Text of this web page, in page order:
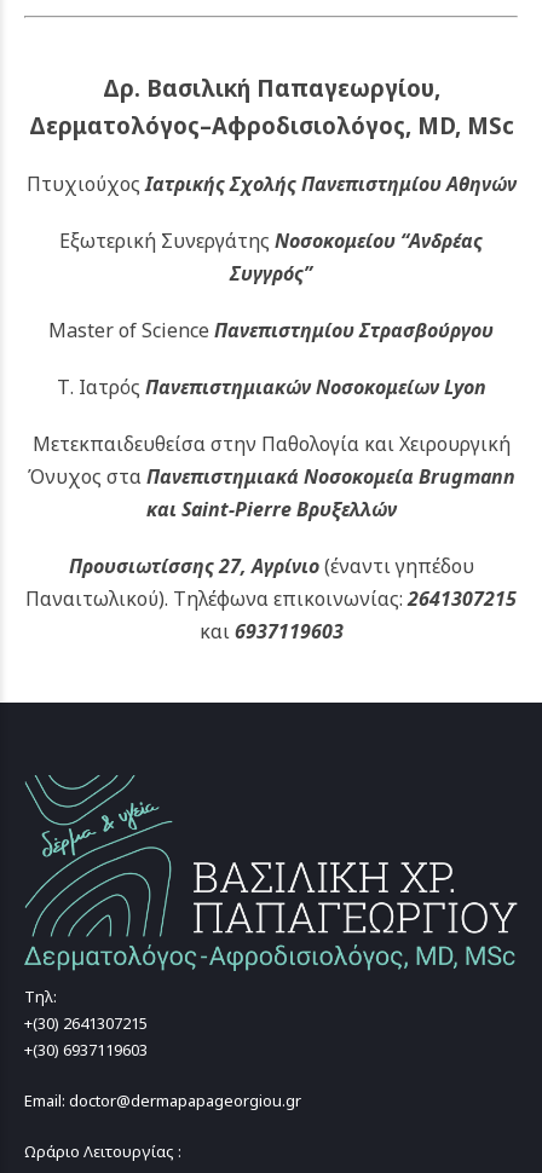
Δρ. Βασιλική Παπαγεωργίου,
Δερματολόγος–Αφροδισιολόγος, MD, MSc
ΠτυχιούχοςΙατρικής Σχολής Πανεπιστημίου Αθηνών
Εξωτερική Συνεργάτης Νοσοκομείου “Ανδρέας
Συγγρός”
Master of Science Πανεπιστημίου Στρασβούργου
Τ. Ιατρός Πανεπιστημιακών Νοσοκομείων Lyon
Μετεκπαιδευθείσα στην Παθολογία και Χειρουργική
Όνυχος σταΠανεπιστημιακά Νοσοκομεία Brugmann
και Saint-Pierre Βρυξελλών
Προυσιωτίσσης 27, Αγρίνιο(έναντι γηπέδου
Παναιτωλικού). Τηλέφωνα επικοινωνίας:2641307215
και6937119603
Τηλ:
+(30) 2641307215
+(30) 6937119603
Email: doctor@dermapapageorgiou.gr
Ωράριο Λειτουργίας :